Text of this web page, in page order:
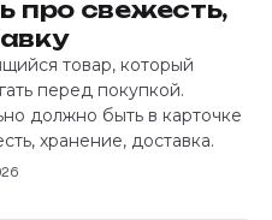
про свежесть,
товар, который
перед покупкой.
должно быть в карточке
хранение, доставка.